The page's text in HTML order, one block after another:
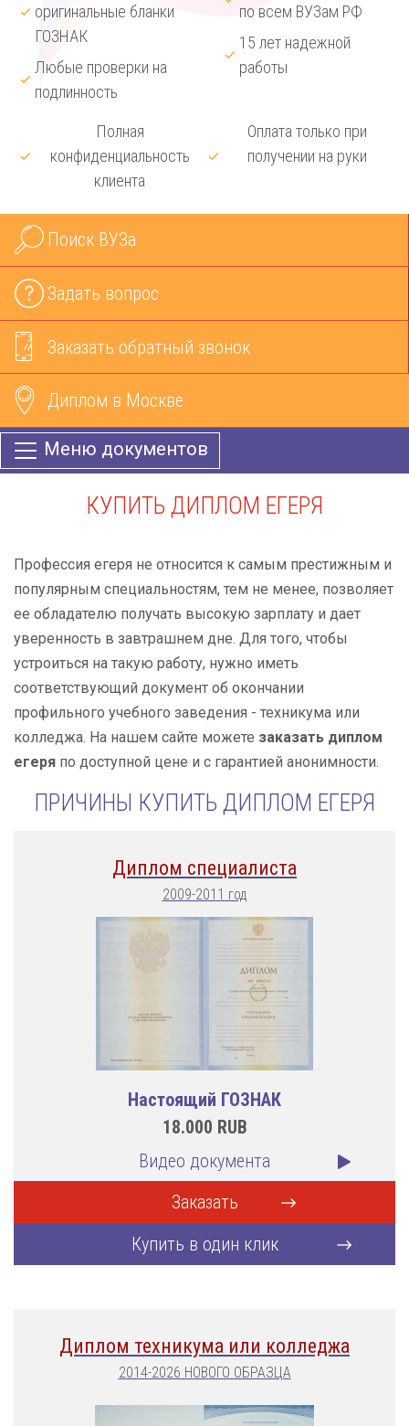
оригинальные бланки
ГОЗНАК
Любые проверки на
подлинность
по всем ВУЗам РФ
15 лет надежной
работы
Полная
конфиденциальность
клиента
Оплата только при
получении на руки
Поиск ВУЗа
Задать вопрос
Заказать обратный звонок
Диплом в Москве
Меню документов
КУПИТЬ ДИПЛОМ ЕГЕРЯ
Профессия егеря не относится к самым престижным и
популярным специальностям, тем не менее, позволяет
ее обладателю получать высокую зарплату и дает
уверенность в завтрашнем дне. Для того, чтобы
устроиться на такую работу, нужно иметь
соответствующий документ об окончании
профильного учебного заведения - техникума или
колледжа. На нашем сайте можете заказать диплом
егеря по доступной цене и с гарантией анонимности.
ПРИЧИНЫ КУПИТЬ ДИПЛОМ ЕГЕРЯ
Диплом специалиста
2009-2011 год
Настоящий ГОЗНАК
18.000 RUB
Видео документа
Заказать
Купить в один клик
Диплом техникума или колледжа
2014-2026 НОВОГО ОБРАЗЦА